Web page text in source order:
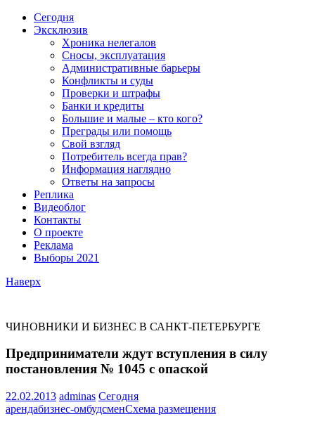
Сегодня
Эксклюзив
Хроника нелегалов
Сносы, эксплуатация
Административные барьеры
Конфликты и суды
Проверки и штрафы
Банки и кредиты
Большие и малые – кто кого?
Преграды или помощь
Свой взгляд
Потребитель всегда прав?
Информация наглядно
Ответы на запросы
Реплика
Видеоблог
Контакты
О проекте
Реклама
Выборы 2021
Наверх
ЧИНОВНИКИ И БИЗНЕС В САНКТ-ПЕТЕРБУРГЕ
Предприниматели ждут вступления в силу
постановления № 1045 с опаской
22.02.2013 adminas Сегодня
арендабизнес-омбудсменСхема размещения